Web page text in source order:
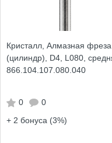
Кристалл, Алмазная фреза
(цилиндр), D4, L080,
866.104.107.080.040
0
0
+ 2 бонуса (3%)